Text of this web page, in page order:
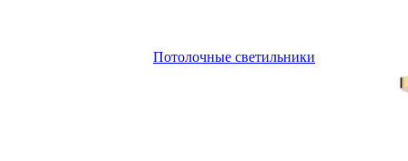
Потолочные светильники